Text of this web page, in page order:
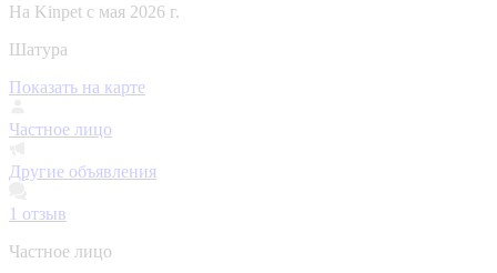
На Kinpet c мая 2026 г.
Шатура
Показать на карте
Частное лицо
Другие объявления
1 отзыв
Частное лицо